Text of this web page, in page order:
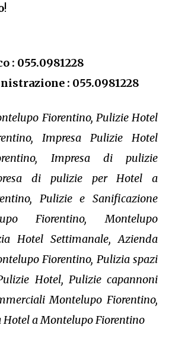
!
: 055.0981228
: 055.0981228
Fiorentino, Pulizie Hotel
Impresa Pulizie Hotel
Impresa di pulizie
di pulizie per Hotel a
Pulizie e Sanificazione
Fiorentino, Montelupo
Hotel Settimanale, Azienda
Fiorentino, Pulizia spazi
Hotel, Pulizie capannoni
Montelupo Fiorentino,
a Montelupo Fiorentino